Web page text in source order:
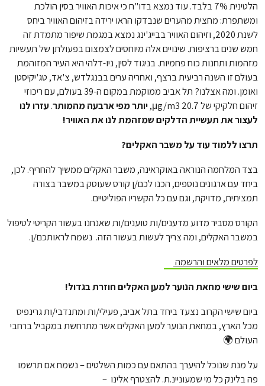
הלטינית 7% בלבד. עוד נמצא בדו"ח כי איכות האוויר בסין הולכת
ומשתפרת: מחצית מהערים שנבדקו הראו ירידה בזיהום האוויר ביחס
לשנת 2020, וזיהום האוויר בבייג'ינג נמצא במגמת שיפור מתמדת זה
חמש שנים ברציפות. שינויים אלה מיוחסים לצמצום בפעולתן של תעשיות
מזהמות ותחנות כוח פחמיות. בניגוד לסין, ניו-דלהי היא העיר המזוהמת
בעולם זו השנה רביעית ברצף, ואחריה ערים בבנגלדש, צ'אד, טג'יקיסטן
ואומן. ומה אצלנו? תל אביב ממוקמת במקום ה-39 בעולם, עם ריכוזי
זיהום חלקיקי של 20.7 μg/m3,
יותר מפי ארבעה מהמותר.עזרו לנו
לעצור את תעשיית הדלקים שמזהמת לנו את האוויר!
תרצו ללמוד עוד על משבר האקלים?
בצד המלחמה הנוראה באוקראינה, משבר האקלים ממשיך להחריף. לכן,
ביחד עם ארגונים נוספים, הכנו לכם/ן קורס שעוסק במשבר בצורה
תמציתית, מדויקת, וגם עם כל הקשריו הפוליטיים.
הקורס מסביר מדוע מדענים/ות טוענים/ות שאנחנו בעשור הקריטי לטיפול
במשבר האקלים, ומה צריך לעשות בעשור הזה. נשמח לראותכם/ן.
לפרטים מלאים והרשמה
ביום שישי מחאת הנוער למען האקלים חוזרת בגדול!
ביום שישי הקרוב נצעד ביחד בתל אביב, פעילי/ות ומתנדבי/ות גרינפיס
מכל הארץ, במחאת הנוער למען האקלים אשר מתרחשת במקביל ברחבי
העולם 🌍
על מנת שנוכל להיערך בהתאם עם כמות השלטים – נשמח אם תרשמו
פה בלינק כל מי שמעוניינ.ת. להצטרף אלינו –